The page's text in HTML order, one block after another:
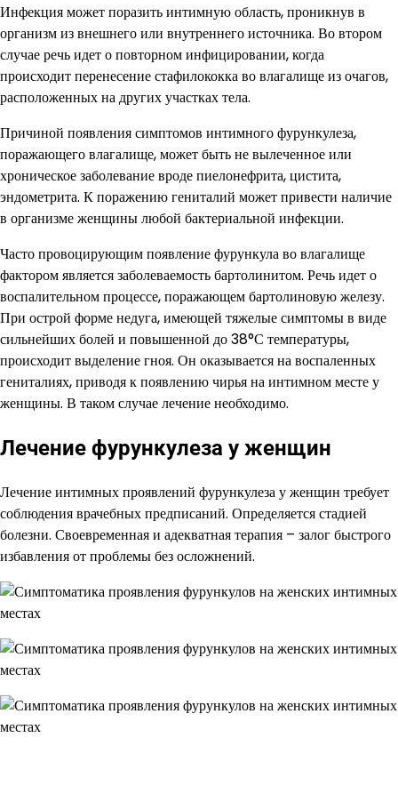
Инфекция может поразить интимную область, проникнув в
организм из внешнего или внутреннего источника. Во втором
случае речь идет о повторном инфицировании, когда
происходит перенесение стафилококка во влагалище из очагов,
расположенных на других участках тела.
Причиной появления симптомов интимного фурункулеза,
поражающего влагалище, может быть не вылеченное или
хроническое заболевание вроде пиелонефрита, цистита,
эндометрита. К поражению гениталий может привести наличие
в организме женщины любой бактериальной инфекции.
Часто провоцирующим появление фурункула во влагалище
фактором является заболеваемость бартолинитом. Речь идет о
воспалительном процессе, поражающем бартолиновую железу.
При острой форме недуга, имеющей тяжелые симптомы в виде
сильнейших болей и повышенной до 38°С температуры,
происходит выделение гноя. Он оказывается на воспаленных
гениталиях, приводя к появлению чирья на интимном месте у
женщины. В таком случае лечение необходимо.
Лечение фурункулеза у женщин
Лечение интимных проявлений фурункулеза у женщин требует
соблюдения врачебных предписаний. Определяется стадией
болезни. Своевременная и адекватная терапия – залог быстрого
избавления от проблемы без осложнений.